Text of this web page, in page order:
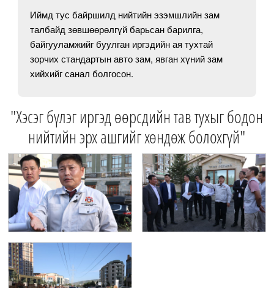
Иймд тус байршилд нийтийн эзэмшлийн зам
талбайд зөвшөөрөлгүй барьсан барилга,
байгууламжийг буулган иргэдийн ая тухтай
зорчих стандартын авто зам, явган хүний зам
хийхийг санал болгосон.
"Хэсэг бүлэг иргэд өөрсдийн тав тухыг бодон
нийтийн эрх ашгийг хөндөж болохгүй"